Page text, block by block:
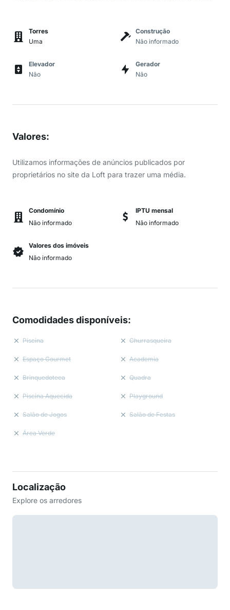
Torres
Uma
Construção
Não informado
Elevador
Não
Gerador
Não
Valores:
Utilizamos informações de anúncios publicados por
proprietários no site da Loft para trazer uma média.
Condomínio
Não informado
IPTU mensal
Não informado
Valores dos imóveis
Não informado
Comodidades disponíveis:
Piscina Churrasqueira
Espaço Gourmet Academia
Brinquedoteca Quadra
Piscina Aquecida Playground
Salão de Jogos Salão de Festas
Área Verde
Localização
Explore os arredores